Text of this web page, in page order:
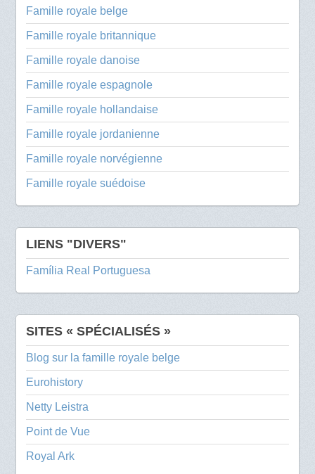
Famille royale belge
Famille royale britannique
Famille royale danoise
Famille royale espagnole
Famille royale hollandaise
Famille royale jordanienne
Famille royale norvégienne
Famille royale suédoise
LIENS "DIVERS"
Família Real Portuguesa
SITES « SPÉCIALISÉS »
Blog sur la famille royale belge
Eurohistory
Netty Leistra
Point de Vue
Royal Ark